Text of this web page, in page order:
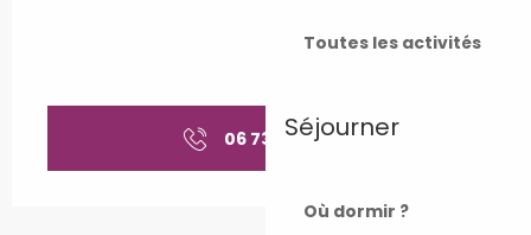
Toutes les activités
Séjourner
Où dormir ?
06 73 08 12▒▒